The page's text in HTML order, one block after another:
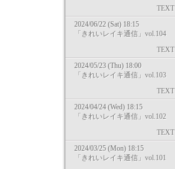
TEXT
2024/06/22 (Sat) 18:15
「きれいレイキ通信」vol.104
TEXT
2024/05/23 (Thu) 18:00
「きれいレイキ通信」vol.103
TEXT
2024/04/24 (Wed) 18:15
「きれいレイキ通信」vol.102
TEXT
2024/03/25 (Mon) 18:15
「きれいレイキ通信」vol.101